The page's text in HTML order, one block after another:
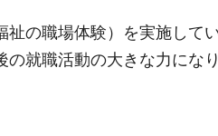
の職場体験）を実施して
就職活動の大きな力になり